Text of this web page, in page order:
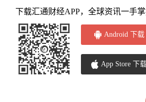
下载汇通财经APP，全球资讯一手
Android 下载
App Store 下